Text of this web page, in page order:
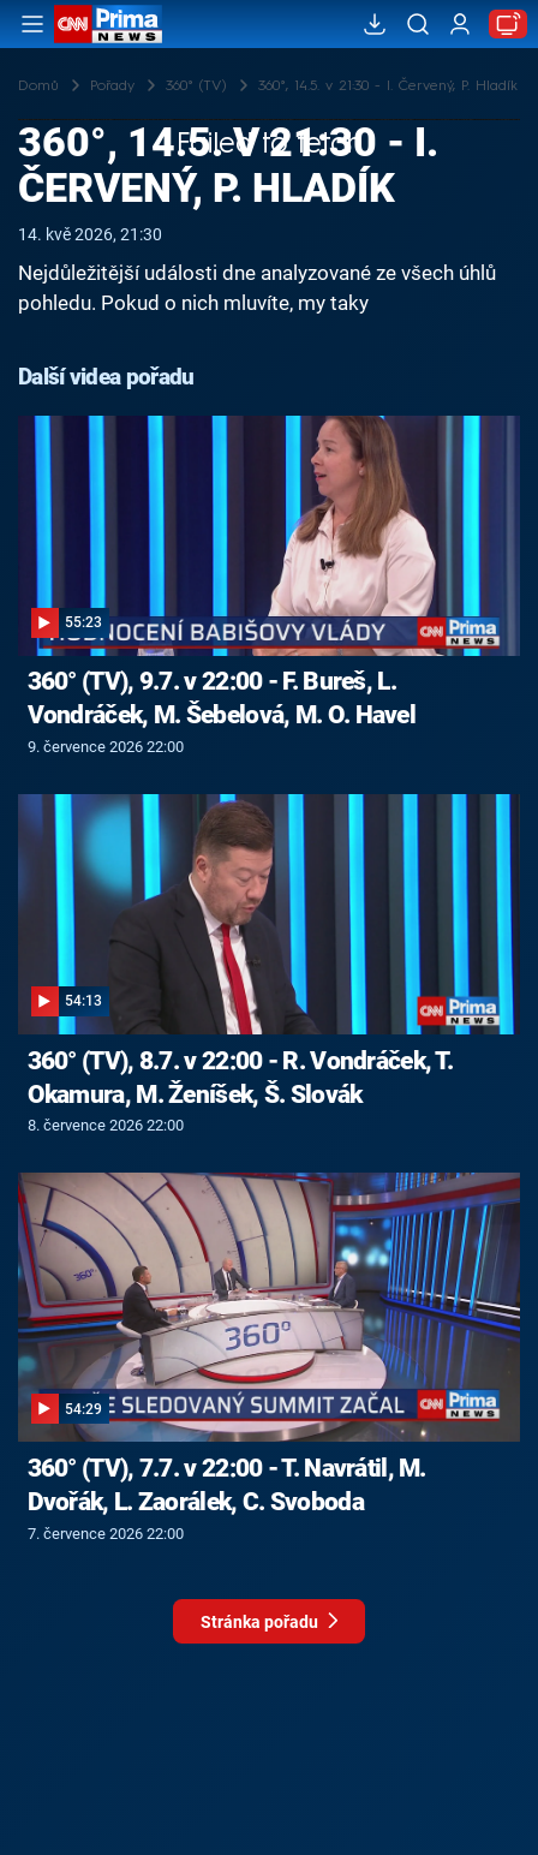
Domů Pořady 360° (TV) 360°, 14.5. v 21:30 - I. Červený, P. Hladík
Failed to fetch
360°, 14.5. V 21:30 - I.
ČERVENÝ, P. HLADÍK
14. kvě 2026, 21:30
Nejdůležitější události dne analyzované ze všech úhlů
pohledu. Pokud o nich mluvíte, my taky
Další videa pořadu
55:23
360° (TV), 9.7. v 22:00 - F. Bureš, L.
Vondráček, M. Šebelová, M. O. Havel
9. července 2026 22:00
54:13
360° (TV), 8.7. v 22:00 - R. Vondráček, T.
Okamura, M. Ženíšek, Š. Slovák
8. července 2026 22:00
54:29
360° (TV), 7.7. v 22:00 - T. Navrátil, M.
Dvořák, L. Zaorálek, C. Svoboda
7. července 2026 22:00
Stránka pořadu